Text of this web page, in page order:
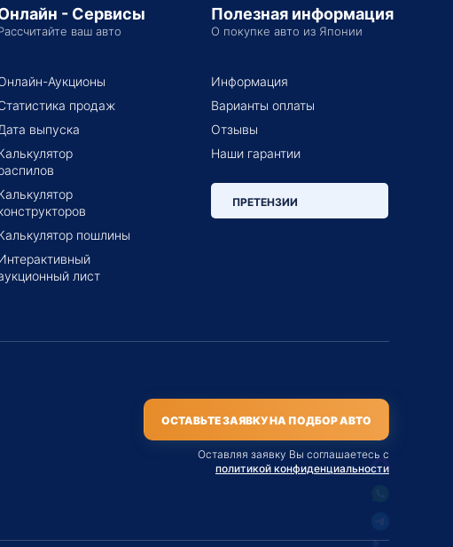
- Сервисы
ваш авто
Аукционы
продаж
выпуска
пошлины
лист
Полезная информация
О покупке авто из Японии
Информация
Варианты оплаты
Отзывы
Наши гарантии
ПРЕТЕНЗИИ
ОСТАВЬТЕ ЗАЯВКУ НА ПОДБОР АВТО
Оставляя заявку Вы соглашаетесь с
политикой конфиденциальности
Здравствуйте! Если у вас есть вопросы (Цена,